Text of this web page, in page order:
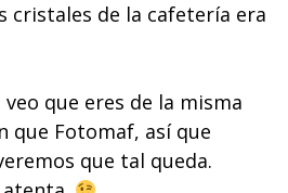
cristales de la cafetería era
veo que eres de la misma
que Fotomaf, así que
que tal queda.